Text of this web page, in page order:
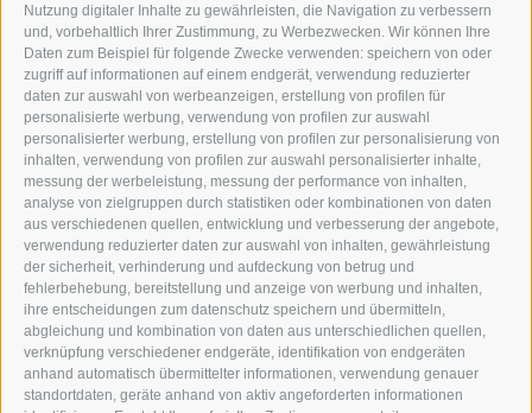
Nutzung digitaler Inhalte zu gewährleisten, die Navigation zu verbessern
und, vorbehaltlich Ihrer Zustimmung, zu Werbezwecken. Wir können Ihre
Daten zum Beispiel für folgende Zwecke verwenden: speichern von oder
zugriff auf informationen auf einem endgerät, verwendung reduzierter
daten zur auswahl von werbeanzeigen, erstellung von profilen für
personalisierte werbung, verwendung von profilen zur auswahl
personalisierter werbung, erstellung von profilen zur personalisierung von
inhalten, verwendung von profilen zur auswahl personalisierter inhalte,
messung der werbeleistung, messung der performance von inhalten,
analyse von zielgruppen durch statistiken oder kombinationen von daten
aus verschiedenen quellen, entwicklung und verbesserung der angebote,
verwendung reduzierter daten zur auswahl von inhalten, gewährleistung
der sicherheit, verhinderung und aufdeckung von betrug und
fehlerbehebung, bereitstellung und anzeige von werbung und inhalten,
ihre entscheidungen zum datenschutz speichern und übermitteln,
abgleichung und kombination von daten aus unterschiedlichen quellen,
verknüpfung verschiedener endgeräte, identifikation von endgeräten
anhand automatisch übermittelter informationen, verwendung genauer
standortdaten, geräte anhand von aktiv angeforderten informationen
DER ERKER
NEUSTADT 20A
I-39049 STERZING
TEL.: +39 0472 766876
GRAFIK@DERERKER.IT
INFO@DERERKER.IT
BARBARA.FONTANA@DERERKER.IT
DER ERKER
WERBEN IM ERKER
ONLINE-WERBUNG
SEPA-DAUERAUFTRAG
REGELN LESERKOMMENTARE
ONLINE VOTING